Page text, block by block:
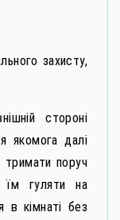
захисту,
стороні
якомога далі
тримати поруч
їм гуляти на
в кімнаті без